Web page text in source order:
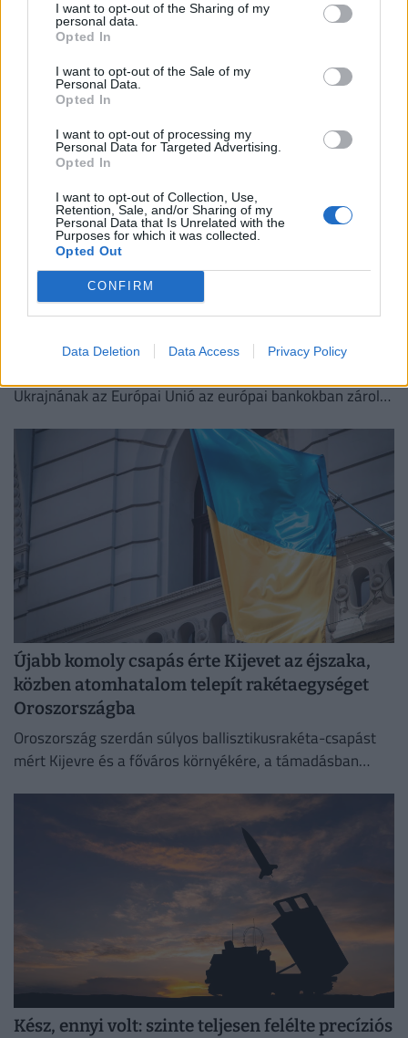
I want to opt-out of the Sharing of my
personal data.
Opted In
I want to opt-out of the Sale of my
Personal Data.
Opted In
I want to opt-out of processing my
Personal Data for Targeted Advertising.
Opted In
I want to opt-out of Collection, Use,
Retention, Sale, and/or Sharing of my
Personal Data that Is Unrelated with the
Purposes for which it was collected.
Opted Out
CONFIRM
Data Deletion Data Access Privacy Policy
A műholdfelvételeken drámai módon összezsugorodott
folyómedrek látszanak a kiszáradt tájban, ahol a
felszín alatti homokpadokat tárt fel.
Rendkívüli döntés az Unióban: elképesztő
milliárdokat utaltak ki a zárolt orosz
vagyonból
Ukrajnának az Európai Unió az európai bankokban zárolt
Újabb komoly csapás érte Kijevet az éjszaka,
közben atomhatalom telepít rakétaegységet
Oroszországba
Oroszország szerdán súlyos ballisztikusrakéta-csapást
mért Kijevre és a főváros környékére, a támadásban
Kész, ennyi volt: szinte teljesen felélte precíziós